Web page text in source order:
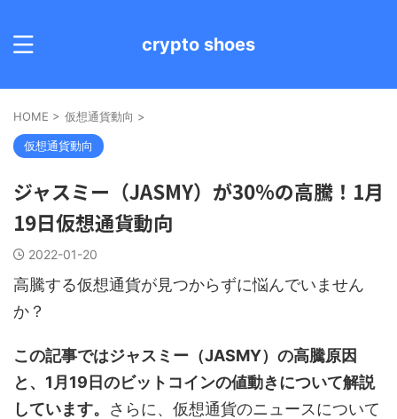
crypto shoes
HOME > 仮想通貨動向 >
仮想通貨動向
ジャスミー（JASMY）が30%の高騰！1月
19日仮想通貨動向
2022-01-20
高騰する仮想通貨が見つからずに悩んでいません
か？
この記事ではジャスミー（JASMY）の高騰原因
と、1月19日のビットコインの値動きについて解説
しています。 さらに、仮想通貨のニュースについて